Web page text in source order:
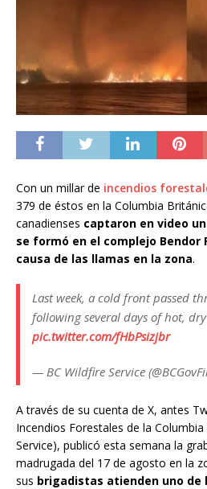
Con un millar de incendios
379 de éstos en la Columbia
canadienses captaron en video
se formó en el complejo Bendor
causa de las llamas en la zona.
Last week, a cold front passed
following several days of hot,
pic.twitter.com/fHbPsizjbr
— BC Wildfire Service
A través de su cuenta de X, antes
Incendios Forestales de la
Service), publicó esta semana la
madrugada del 17 de agosto en la
sus brigadistas atienden uno de